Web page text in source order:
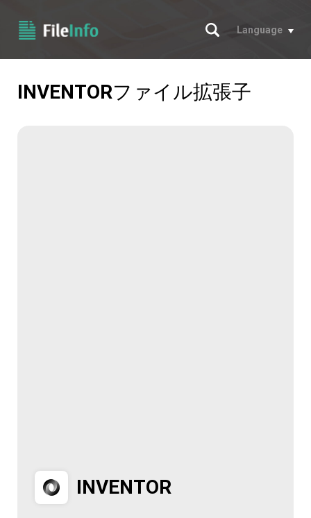
サーチ
Language
INVENTORファイル拡張子
INVENTOR